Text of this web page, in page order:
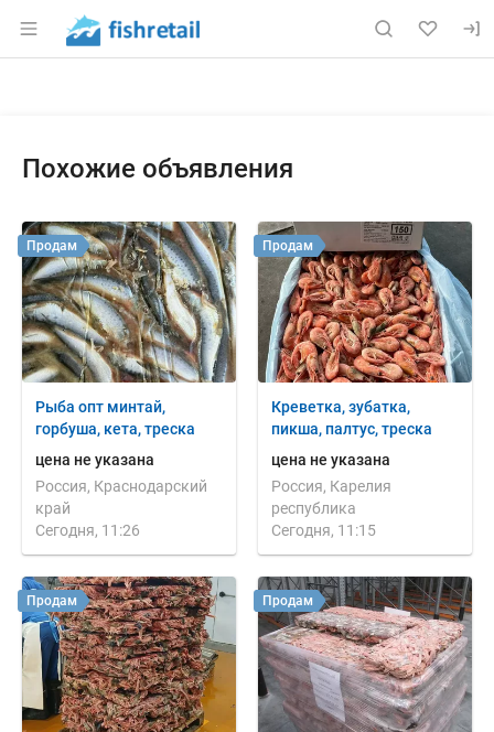
Раздел навигации по сайту fishretail.ru
Похожие объявления
Рыба опт минтай,
горбуша, кета, треска
цена не указана
Россия, Краснодарский
край
Сегодня, 11:26
Продам
Креветка, зубатка,
пикша, палтус, треска
цена не указана
Россия, Карелия
республика
Сегодня, 11:15
Продам
Продам Продам